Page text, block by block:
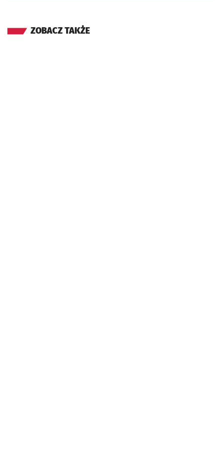
ZOBACZ TAKŻE